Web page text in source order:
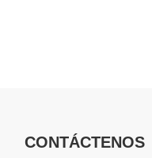
CONTÁCTENOS